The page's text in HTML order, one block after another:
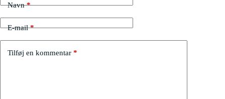
Navn*
E-mail*
Tilføj en kommentar *